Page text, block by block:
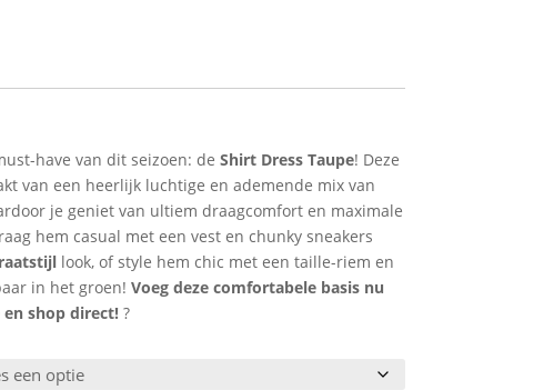
have van dit seizoen: de Shirt Dress Taupe! Deze
van een heerlijk luchtige en ademende mix van
je geniet van ultiem draagcomfort en maximale
hem casual met een vest en chunky sneakers
look, of style hem chic met een taille-riem en
in het groen! Voeg deze comfortabele basis nu
shop direct!?